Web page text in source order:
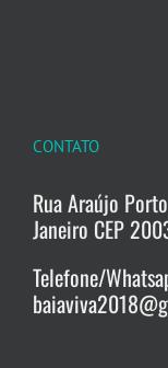
CONTATO
Rua Araújo
Janeiro CEP
Telefone/